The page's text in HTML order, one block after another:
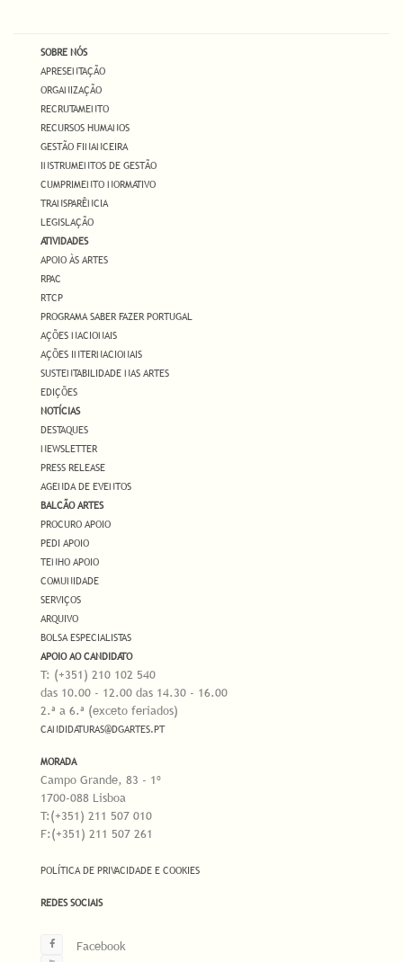
SOBRE NÓS
APRESENTAÇÃO
ORGANIZAÇÃO
RECRUTAMENTO
RECURSOS HUMANOS
GESTÃO FINANCEIRA
INSTRUMENTOS DE GESTÃO
CUMPRIMENTO NORMATIVO
TRANSPARÊNCIA
LEGISLAÇÃO
ATIVIDADES
APOIO ÀS ARTES
RPAC
RTCP
PROGRAMA SABER FAZER PORTUGAL
AÇÕES NACIONAIS
AÇÕES INTERNACIONAIS
SUSTENTABILIDADE NAS ARTES
EDIÇÕES
NOTÍCIAS
DESTAQUES
NEWSLETTER
PRESS RELEASE
AGENDA DE EVENTOS
BALCÃO ARTES
PROCURO APOIO
PEDI APOIO
TENHO APOIO
COMUNIDADE
SERVIÇOS
ARQUIVO
BOLSA ESPECIALISTAS
APOIO AO CANDIDATO
T: (+351) 210 102 540
das 10.00 - 12.00 das 14.30 - 16.00
2.ª a 6.ª (exceto feriados)
CANDIDATURAS@DGARTES.PT
MORADA
Campo Grande, 83 - 1º
1700-088 Lisboa
T:(+351) 211 507 010
F:(+351) 211 507 261
POLÍTICA DE PRIVACIDADE E COOKIES
REDES SOCIAIS
Facebook